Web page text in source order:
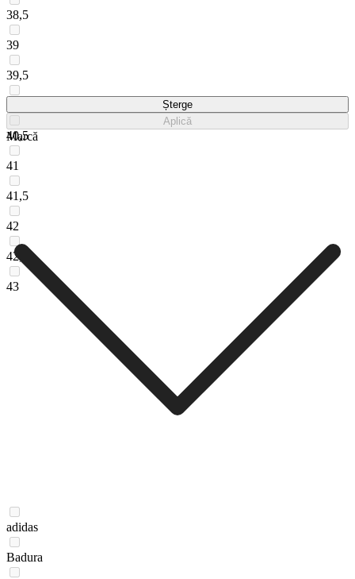
38,5
39
39,5
40,5
41
41,5
42
42,5
43
Șterge
Aplică
Marcă
adidas
Badura